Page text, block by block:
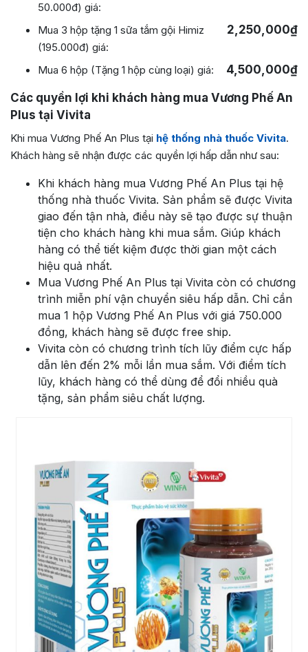
50.000đ) giá:
Mua 3 hộp tặng 1 sữa tắm gội Himiz
(195.000đ) giá:
2,250,000₫
Mua 6 hộp (Tặng 1 hộp cùng loại) giá: 4,500,000₫
Các quyền lợi khi khách hàng mua Vương Phế An
Plus tại Vivita
Khi mua Vương Phế An Plus tại hệ thống nhà thuốc Vivita.
Khách hàng sẽ nhận được các quyền lợi hấp dẫn như sau:
Khi khách hàng mua Vương Phế An Plus tại hệ
thống nhà thuốc Vivita. Sản phẩm sẽ được Vivita
giao đến tận nhà, điều này sẽ tạo được sự thuận
tiện cho khách hàng khi mua sắm. Giúp khách
hàng có thể tiết kiệm được thời gian một cách
hiệu quả nhất.
Mua Vương Phế An Plus tại Vivita còn có chương
trình miễn phí vận chuyển siêu hấp dẫn. Chỉ cần
mua 1 hộp Vương Phế An Plus với giá 750.000
đồng, khách hàng sẽ được free ship.
Vivita còn có chương trình tích lũy điểm cực hấp
dẫn lên đến 2% mỗi lần mua sắm. Với điểm tích
lũy, khách hàng có thể dùng để đổi nhiều quà
tặng, sản phẩm siêu chất lượng.